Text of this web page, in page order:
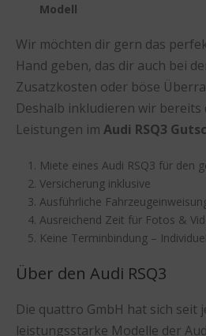
Modell
Wir möchten dir gern das
Hand geben, das dir auch bei
Zusatzkosten oder böse
Deshalb inkludieren wir bereits
Leistungen im Audi RSQ3
Miete eines Audi RSQ3 für den
Versicherung inklusive
Ausführliche
Ausreichend Zeit für Fotos &
Keine Terminbindung –
Über den Audi RSQ3
Die quattro GmbH hat sich seit
leistungsstarke Modelle der